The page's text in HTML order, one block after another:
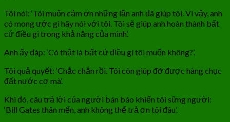
Tôi nói: ‘Tôi muốn cảm ơn những lần anh đã giúp tôi. Vì vậy, anh
có mong ước gì hãy nói với tôi. Tôi sẽ giúp anh hoàn thành bất
cứ điều gì trong khả năng của mình’.
Anh ấy đáp: ‘Có thật là bất cứ điều gì tôi muốn không?’.
Tôi quả quyết: ‘Chắc chắn rồi. Tôi còn giúp đỡ được hàng chục
đất nước cơ mà’.
Khi đó, câu trả lời của người bán báo khiến tôi sững người:
‘Bill Gates thân mến, anh không thể trả ơn tôi đâu’.